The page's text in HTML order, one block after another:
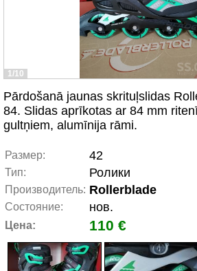
1/10
Pārdošanā jaunas skrituļslidas
84. Slidas aprīkotas ar 84 mm
gultņiem, alumīnija rāmi.
Размер: 42
Тип: Ролики
Производитель: Rollerblade
Состояние: нов.
Цена: 110 €